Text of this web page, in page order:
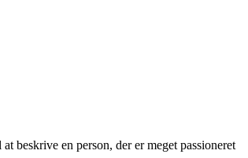
beskrive en person, der er meget passioneret